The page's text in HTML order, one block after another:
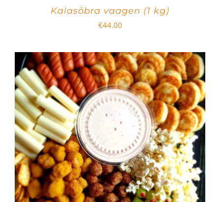
Kalasõbra vaagen (1 kg)
€44.00